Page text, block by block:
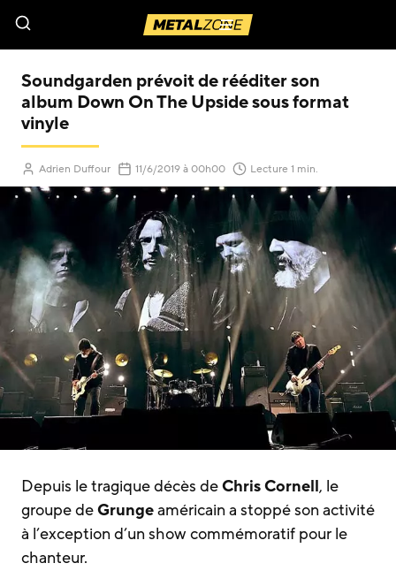
Menu
Soundgarden prévoit de rééditer son
album Down On The Upside sous format
vinyle
Adrien Duffour 11/6/2019(Mis à jour le)
à 00h00 Lecture 1 min.
Depuis le tragique décès deChris Cornell, le
groupe deGrungeaméricain a stoppé son activité
à l’exception d’un show commémoratif pour le
chanteur.